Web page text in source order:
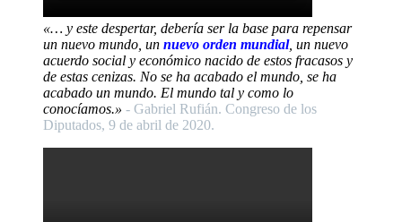
«… y este despertar, debería ser la base para repensar
un nuevo mundo, un nuevo orden mundial, un nuevo
acuerdo social y económico nacido de estos fracasos y
de estas cenizas. No se ha acabado el mundo, se ha
acabado un mundo. El mundo tal y como lo
conocíamos.» - Gabriel Rufián. Congreso de los
Diputados, 9 de abril de 2020.